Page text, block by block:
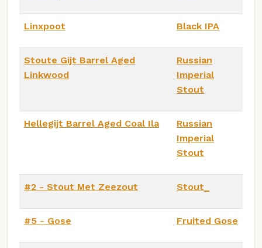
Linxpoot Black IPA
Stoute Gijt Barrel Aged
Linkwood
Russian
Imperial
Stout
Hellegijt Barrel Aged Coal Ila
Russian
Imperial
Stout
#2 - Stout Met Zeezout Stout_
#5 - Gose Fruited Gose